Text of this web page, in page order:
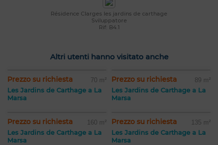
Résidence Clarges les jardins de carthage
Sviluppatore
Rif: B4.1
Altri utenti hanno visitato anche
Prezzo su richiesta 70 m²
Les Jardins de Carthage a La
Marsa
Prezzo su richiesta 89 m²
Les Jardins de Carthage a La
Marsa
Prezzo su richiesta 160 m²
Les Jardins de Carthage a La
Marsa
Prezzo su richiesta 135 m²
Les Jardins de Carthage a La
Marsa